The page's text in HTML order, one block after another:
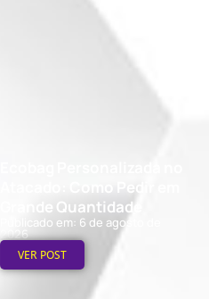
Atacado: Como Pedir em
Grande Quantidade
Publicado em: 6 de agosto de
2026
VER POST